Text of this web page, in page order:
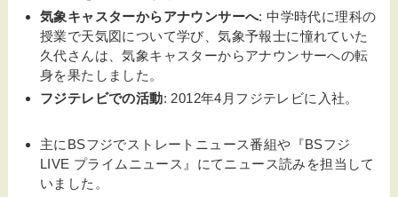
気象キャスターからアナウンサーへ: 中学時代に理科の
授業で天気図について学び、気象予報士に憧れていた
久代さんは、気象キャスターからアナウンサーへの転
身を果たしました。
フジテレビでの活動: 2012年4月フジテレビに入社。
主にBSフジでストレートニュース番組や『BSフジ
LIVE プライムニュース』にてニュース読みを担当して
いました。